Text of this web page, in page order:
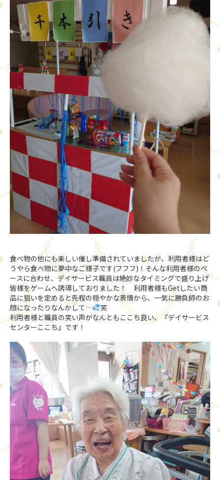
食べ物の他にも楽しい催し準備されていましたが、利用者様はど
うやら食べ物に夢中なご様子です(フフフ)！そんな利用者様のペ
ースに合わせ、デイサービス職員は絶妙なタイミングで盛り上げ
皆様をゲームへ誘導しておりました！ 利用者様もGetしたい商
品に狙いを定めると先程の穏やかな表情から、一気に勝負師のお
顔になったりなんかして…
笑
利用者様と職員の笑い声がなんともここち良い、『デイサービス
センターここち』です！